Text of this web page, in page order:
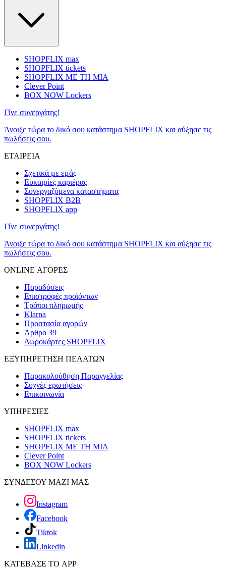
SHOPFLIX max
SHOPFLIX tickets
SHOPFLIX ΜΕ ΤΗ ΜΙΑ
Clever Point
BOX NOW Lockers
Γίνε συνεργάτης!
Άνοιξε τώρα το δικό σου κατάστημα SHOPFLIX και αύξησε τις
πωλήσεις σου.
ΕΤΑΙΡΕΙΑ
Σχετικά με εμάς
Ευκαιρίες καριέρας
Συνεργαζόμενα καταστήματα
SHOPFLIX B2B
SHOPFLIX app
Γίνε συνεργάτης!
Άνοιξε τώρα το δικό σου κατάστημα SHOPFLIX και αύξησε τις
πωλήσεις σου.
ONLINE ΑΓΟΡΕΣ
Παραδόσεις
Επιστροφές προϊόντων
Τρόποι πληρωμής
Klarna
Προστασία αγορών
Άρθρο 39
Δωροκάρτες SHOPFLIX
ΕΞΥΠΗΡΕΤΗΣΗ ΠΕΛΑΤΩΝ
Παρακολούθηση Παραγγελίας
Συχνές ερωτήσεις
Επικοινωνία
ΥΠΗΡΕΣΙΕΣ
SHOPFLIX max
SHOPFLIX tickets
SHOPFLIX ΜΕ ΤΗ ΜΙΑ
Clever Point
BOX NOW Lockers
ΣΥΝΔΕΣΟΥ ΜΑΖΙ ΜΑΣ
Instagram
Facebook
Tiktok
Linkedin
ΚΑΤΕΒΑΣΕ ΤΟ APP